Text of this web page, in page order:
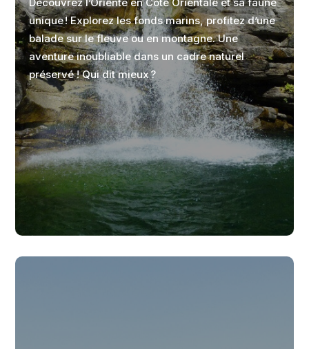
unique ! Explorez les fonds marins, profitez d’une
balade sur le fleuve ou en montagne. Une
aventure inoubliable dans un cadre naturel
préservé ! Qui dit mieux ?